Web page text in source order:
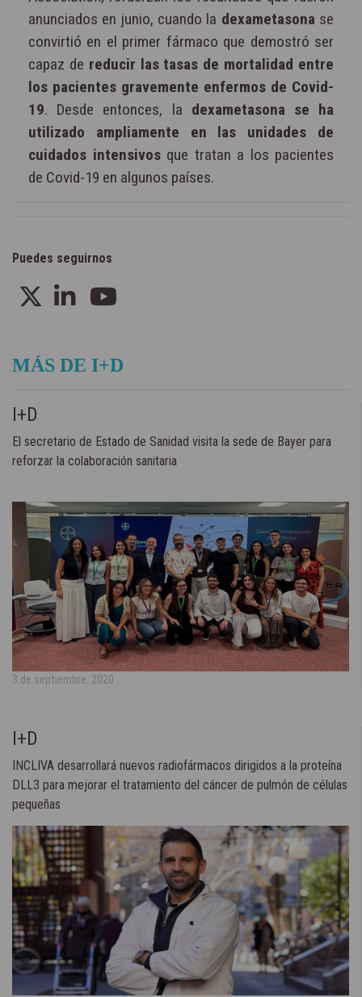
anunciados en junio, cuando la dexametasonase
convirtió en el primer fármaco que demostró ser
capaz de reducir las tasas de mortalidad entre
los pacientes gravemente enfermos de Covid-
19. Desde entonces, la dexametasona se ha
utilizado ampliamente en las unidades de
cuidados intensivosque tratan a los pacientes
de Covid-19 en algunos países.
Puedes seguirnos
MÁS DE I+D
I+D
El secretario de Estado de Sanidad visita la sede de Bayer para
reforzar la colaboración sanitaria
3 de septiembre, 2020
I+D
INCLIVA desarrollará nuevos radiofármacos dirigidos a la proteína
DLL3 para mejorar el tratamiento del cáncer de pulmón de células
pequeñas